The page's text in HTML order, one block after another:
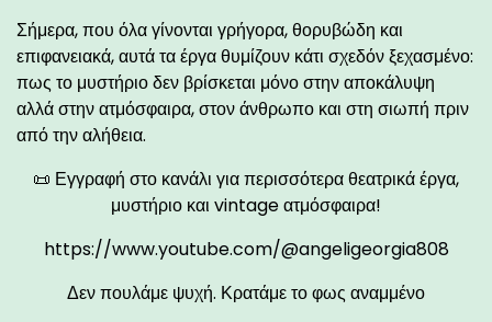
Σήμερα, που όλα γίνονται γρήγορα, θορυβώδη και
επιφανειακά, αυτά τα έργα θυμίζουν κάτι σχεδόν ξεχασμένο:
πως το μυστήριο δεν βρίσκεται μόνο στην αποκάλυψη
αλλά στην ατμόσφαιρα, στον άνθρωπο και στη σιωπή πριν
από την αλήθεια.
📜 Εγγραφή στο κανάλι για περισσότερα θεατρικά έργα,
μυστήριο και vintage ατμόσφαιρα!
https://www.youtube.com/@angeligeorgia808
Δεν πουλάμε ψυχή. Κρατάμε το φως αναμμένο